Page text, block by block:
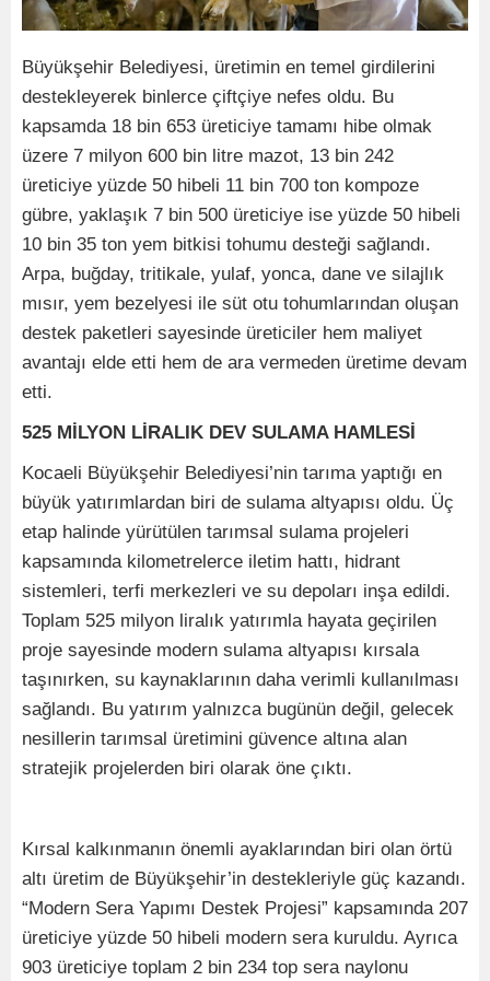
Büyükşehir Belediyesi, üretimin en temel girdilerini
destekleyerek binlerce çiftçiye nefes oldu. Bu
kapsamda 18 bin 653 üreticiye tamamı hibe olmak
üzere 7 milyon 600 bin litre mazot, 13 bin 242
üreticiye yüzde 50 hibeli 11 bin 700 ton kompoze
gübre, yaklaşık 7 bin 500 üreticiye ise yüzde 50 hibeli
10 bin 35 ton yem bitkisi tohumu desteği sağlandı.
Arpa, buğday, tritikale, yulaf, yonca, dane ve silajlık
mısır, yem bezelyesi ile süt otu tohumlarından oluşan
destek paketleri sayesinde üreticiler hem maliyet
avantajı elde etti hem de ara vermeden üretime devam
etti.
525 MİLYON LİRALIK DEV SULAMA HAMLESİ
Kocaeli Büyükşehir Belediyesi’nin tarıma yaptığı en
büyük yatırımlardan biri de sulama altyapısı oldu. Üç
etap halinde yürütülen tarımsal sulama projeleri
kapsamında kilometrelerce iletim hattı, hidrant
sistemleri, terfi merkezleri ve su depoları inşa edildi.
Toplam 525 milyon liralık yatırımla hayata geçirilen
proje sayesinde modern sulama altyapısı kırsala
taşınırken, su kaynaklarının daha verimli kullanılması
sağlandı. Bu yatırım yalnızca bugünün değil, gelecek
nesillerin tarımsal üretimini güvence altına alan
stratejik projelerden biri olarak öne çıktı.
Kırsal kalkınmanın önemli ayaklarından biri olan örtü
altı üretim de Büyükşehir’in destekleriyle güç kazandı.
“Modern Sera Yapımı Destek Projesi” kapsamında 207
üreticiye yüzde 50 hibeli modern sera kuruldu. Ayrıca
903 üreticiye toplam 2 bin 234 top sera naylonu